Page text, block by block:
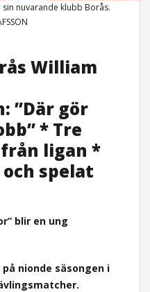
nuvarande klubb Borås.
William
”Där gör
* Tre
ligan *
spelat
blir en ung
nionde säsongen i